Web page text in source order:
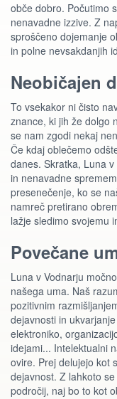
obče dobro. Počutimo
nenavadne izzive. Z
sproščeno dojemanje
in polne nevsakdanjih
Neobičajen
To vsekakor ni čisto
znance, ki jih že dolgo
se nam zgodi nekaj
Če kdaj oblečemo
danes. Skratka, Luna
in nenavadne
presenečenje, ko se
namreč pretirano
lažje sledimo svojemu
Povečane
Luna v Vodnarju
našega uma. Naš
pozitivnim
dejavnosti in
elektroniko,
idejami... Intelektualni
ovire. Prej delujejo kot
dejavnost. Z lahkoto
področij, naj bo to kot